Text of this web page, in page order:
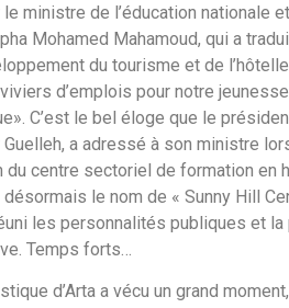
ministre de l’éducation nationale
Mohamed Mahamoud, qui a
du tourisme et de
d’emplois pour notre
C’est le bel éloge que le
a adressé à son ministre
du centre sectoriel de formation en
le nom de « Sunny Hill
les personnalités publiques et la
Temps forts…
d’Arta a vécu un grand